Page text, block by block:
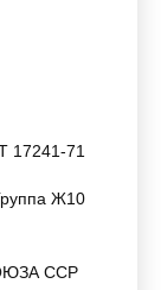
17241-71
Ж10
ССР